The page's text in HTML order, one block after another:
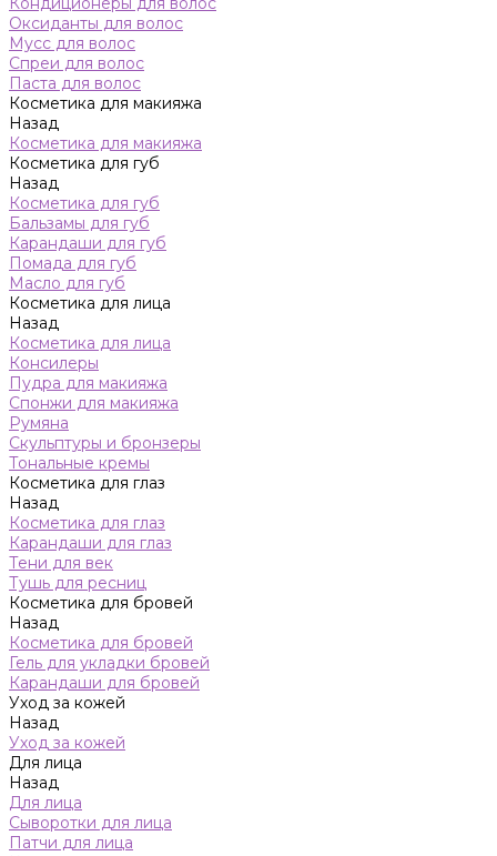
Оксиданты для волос
Мусс для волос
Спреи для волос
Паста для волос
Косметика для макияжа
Назад
Косметика для макияжа
Косметика для губ
Назад
Косметика для губ
Бальзамы для губ
Карандаши для губ
Помада для губ
Масло для губ
Косметика для лица
Назад
Косметика для лица
Консилеры
Пудра для макияжа
Спонжи для макияжа
Румяна
Скульптуры и бронзеры
Тональные кремы
Косметика для глаз
Назад
Косметика для глаз
Карандаши для глаз
Тени для век
Тушь для ресниц
Косметика для бровей
Назад
Косметика для бровей
Гель для укладки бровей
Карандаши для бровей
Уход за кожей
Назад
Уход за кожей
Для лица
Назад
Для лица
Сыворотки для лица
Патчи для лица